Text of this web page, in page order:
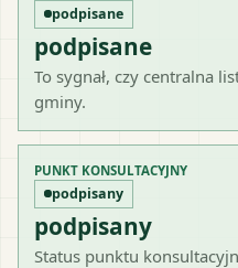
podpisane
podpisane
To sygnał, czy centralna
gminy.
PUNKT KONSULTACYJNY
podpisany
podpisany
Status punktu